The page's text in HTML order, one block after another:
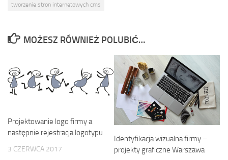
tworzenie stron internetowych cms
MOŻESZ RÓWNIEŻ POLUBIĆ…
Projektowanie logo firmy a
następnie rejestracja logotypu
3 CZERWCA 2017
Identyfikacja wizualna firmy –
projekty graficzne Warszawa